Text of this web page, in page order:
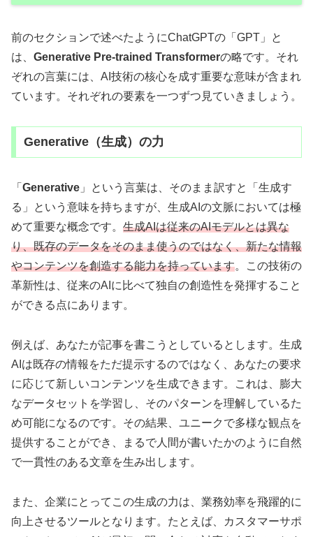
前のセクションで述べたようにChatGPTの「GPT」と
は、 Generative Pre-trained Transformerの略です。それ
ぞれの言葉には、AI技術の核心を成す重要な意味が含まれ
ています。それぞれの要素を一つずつ見ていきましょう。
Generative（生成）の力
「 Generative 」という言葉は、そのまま訳すと「生成す
る」という意味を持ちますが、生成AIの文脈においては極
めて重要な概念です。 生成AIは従来のAIモデルとは異な
り、既存のデータをそのまま使うのではなく、新たな情報
やコンテンツを創造する能力を持っています。この技術の
革新性は、従来のAIに比べて独自の創造性を発揮すること
ができる点にあります。
例えば、あなたが記事を書こうとしているとします。生成
AIは既存の情報をただ提示するのではなく、あなたの要求
に応じて新しいコンテンツを生成できます。これは、膨大
なデータセットを学習し、そのパターンを理解しているた
め可能になるのです。その結果、ユニークで多様な観点を
提供することができ、まるで人間が書いたかのように自然
で一貫性のある文章を生み出します。
また、企業にとってこの生成の力は、業務効率を飛躍的に
向上させるツールとなります。たとえば、カスタマーサポ